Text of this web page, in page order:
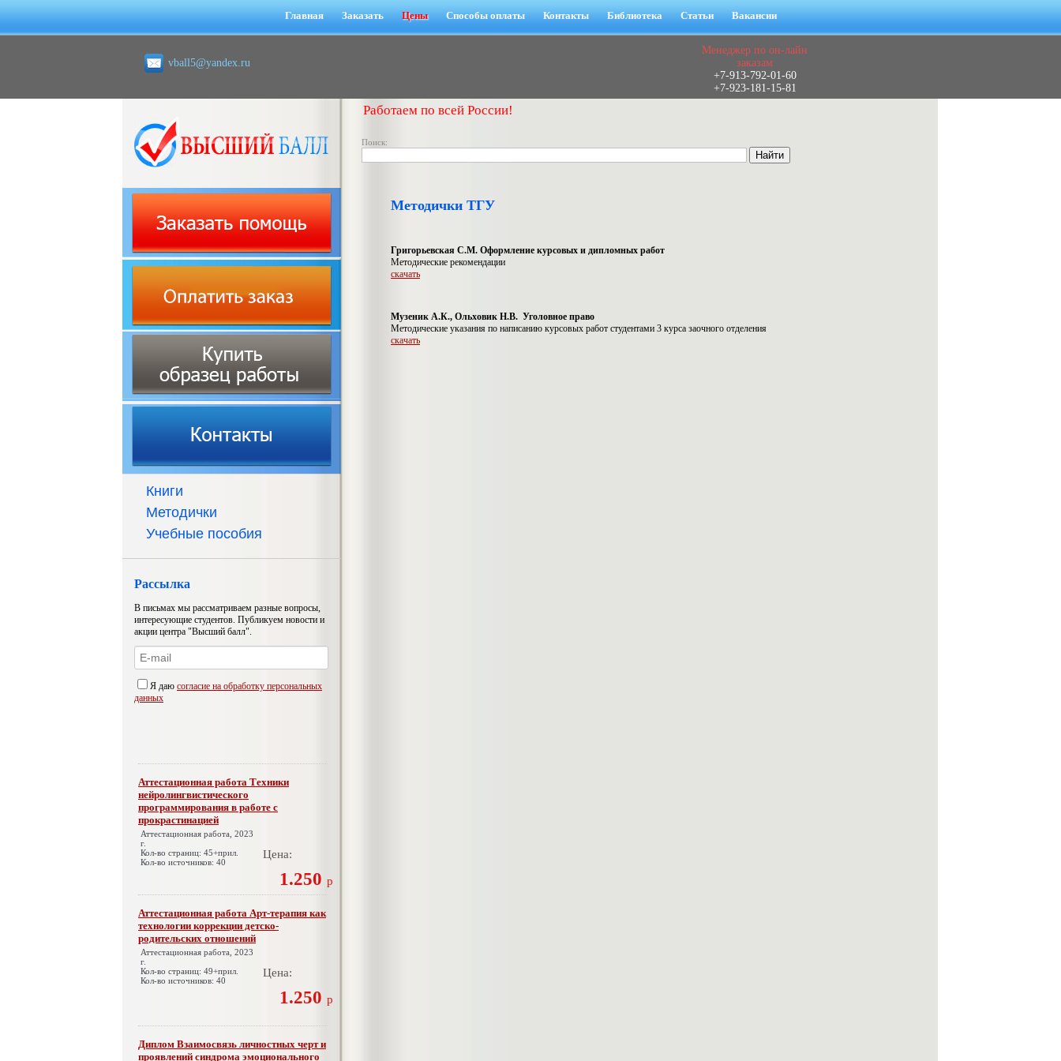
Главная Заказать Цены Способы оплаты Контакты Библиотека Статьи Вакансии
vball5@yandex.ru
Менеджер по он-лайн
заказам
+7-913-792-01-60
+7-923-181-15-81
Работаем по всей России!
Поиск:
Книги
Методички
Учебные пособия
Рассылка
В письмах мы рассматриваем разные вопросы,
интересующие студентов. Публикуем новости и
акции центра "Высший балл".
Я даю согласие на обработку персональных
данных
Аттестационная работа Техники
нейролингвистического
программирования в работе с
прокрастинацией
Аттестационная работа, 2023
г.
Кол-во страниц: 45+прил.
Кол-во источников: 40
Цена:
1.250 р
Аттестационная работа Арт-терапия как
технологии коррекции детско-
родительских отношений
Аттестационная работа, 2023
г.
Кол-во страниц: 49+прил.
Кол-во источников: 40
Цена:
1.250 р
Диплом Взаимосвязь личностных черт и
проявлений синдрома эмоционального
Методички ТГУ
Григорьевская С.М. Оформление курсовых и дипломных работ
Методические рекомендации
скачать
Музеник А.К., Ольховик Н.В. Уголовное право
Методические указания по написанию курсовых работ студентами 3 курса заочного отделения
скачать